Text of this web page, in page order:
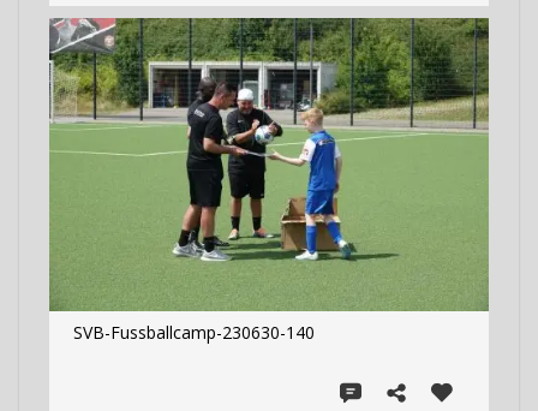
SVB-Fussballcamp-230630-140